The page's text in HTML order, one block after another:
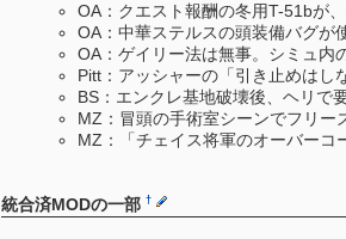
OA：クエスト報酬の冬用T-51bが
OA：中華ステルスの頭装備バグが
OA：ゲイリー法は無事。シミュ内
Pitt：アッシャーの「引き止めはし
BS：エンクレ基地破壊後、ヘリで
MZ：冒頭の手術室シーンでフリー
MZ：「チェイス将軍のオーバーコ
統合済MODの一部 †